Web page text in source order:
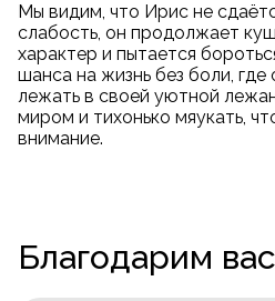
Мы видим, что Ирис не
слабость, он продолжает
характер и пытается
шанса на жизнь без боли,
лежать в своей уютной
миром и тихонько мяукать,
внимание.
Благодарим вас